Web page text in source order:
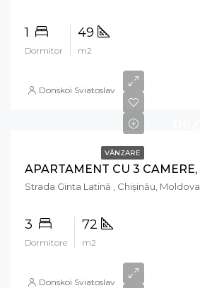
1
Dormitor
49
m2
Donskoi Sviatoslav
VÂNZARE
Strada Ginta Latină , Chișinău, Moldova
3
Dormitore
72
m2
Donskoi Sviatoslav